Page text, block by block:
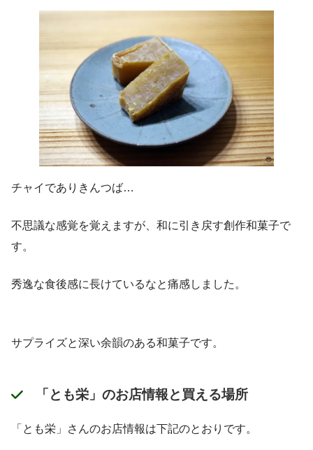
チャイでありきんつば…
不思議な感覚を覚えますが、和に引き戻す創作和菓子で
す。
秀逸な食後感に長けているなと痛感しました。
サプライズと深い余韻のある和菓子です。
「とも栄」のお店情報と買える場所
「とも栄」さんのお店情報は下記のとおりです。